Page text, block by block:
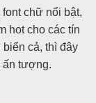
chữ nổi bật,
hot cho các tín
biển cả, thì đây
ấn tượng.